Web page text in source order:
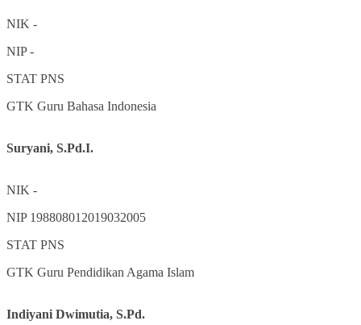
NIK -
NIP-
STAT PNS
GTK Guru Bahasa Indonesia
Suryani, S.Pd.I.
NIK -
NIP 198808012019032005
STAT PNS
GTK Guru Pendidikan Agama Islam
Indiyani Dwimutia, S.Pd.